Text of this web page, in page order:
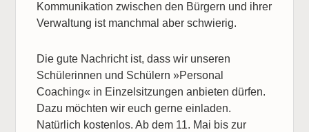
Kommunikation zwischen den Bürgern und ihrer
Verwaltung ist manchmal aber schwierig.
Die gute Nachricht ist, dass wir unseren
Schülerinnen und Schülern »Personal
Coaching« in Einzelsitzungen anbieten dürfen.
Dazu möchten wir euch gerne einladen.
Natürlich kostenlos. Ab dem 11. Mai bis zur